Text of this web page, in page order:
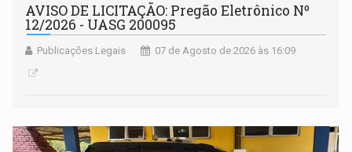
AVISO DE LICITAÇÃO: Pregão Eletrônico Nº
12/2026 - UASG 200095
Publicações Legais 07 de Agosto de 2026 às 16:09